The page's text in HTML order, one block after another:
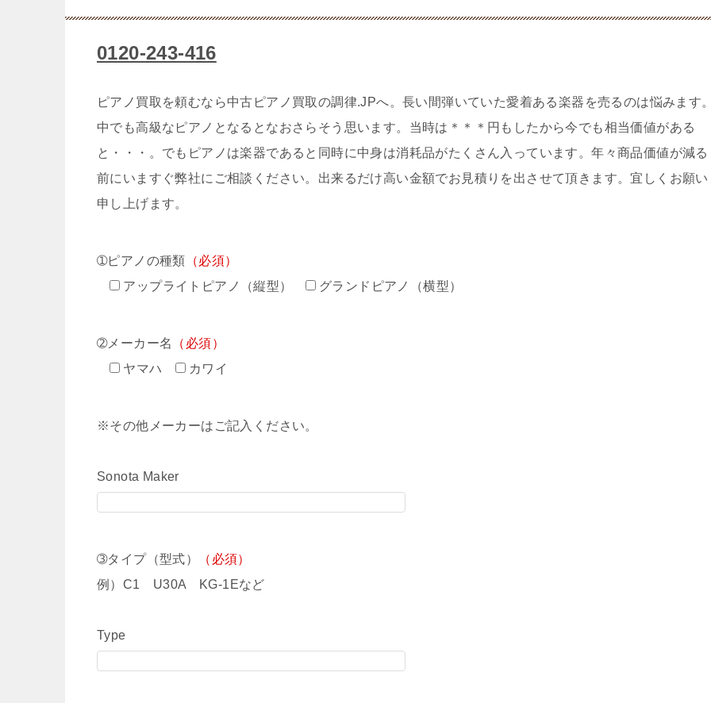
0120-243-416
ピアノ買取を頼むなら中古ピアノ買取の調律.JPへ。長い間弾いていた愛着ある楽器を売るのは悩みます
中でも高級なピアノとなるとなおさらそう思います。当時は＊＊＊円もしたから今でも相当価値がある
と・・・。でもピアノは楽器であると同時に中身は消耗品がたくさん入っています。年々商品価値が減る
前にいますぐ弊社にご相談ください。出来るだけ高い金額でお見積りを出させて頂きます。宜しくお願い
申し上げます。
➀ピアノの種類 （必須）
アップライトピアノ（縦型）
グランドピアノ（横型）
➁メーカー名
（必須）
ヤマハ
カワイ
※その他メーカーはご記入ください。
Sonota Maker
➂タイプ（型式）
（必須）
例）C1 U30A KG-1Eなど
Type